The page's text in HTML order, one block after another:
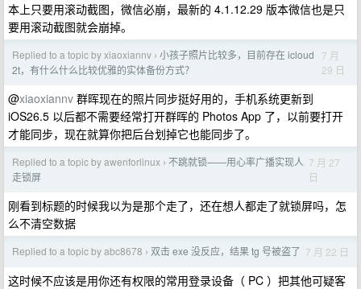
本上只要用滚动截图，微信必崩，最新的 4.1.12.29 版本微信也是只
要用滚动截图就会崩掉。
Replied to a topic by xiaoxiannv › 小孩子照片比较多，目前存在 icloud
2t，有什么什么比较优雅的实体备份方式？
7 月
29 日
@xiaoxiannv 群晖现在的照片同步挺好用的，手机系统更新到
iOS26.5 以后都不需要经常打开群晖的 Photos App 了，以前要打开
才能同步，现在就算你把后台划掉它也能同步了。
Replied to a topic by awenforlinux › 不跳就锁——用心率广播实现人
走锁屏
7 月 27
日
刚看到标题的时候我以为是那个走了，还在想人都走了就锁屏吗，怎
么不清空数据
Replied to a topic by abc8678 › 双击 exe 没反应，结果 tg 号被盗了 7 月 22 日
这时候不应该是用你还有权限的常用登录设备（ PC ）把其他可疑客